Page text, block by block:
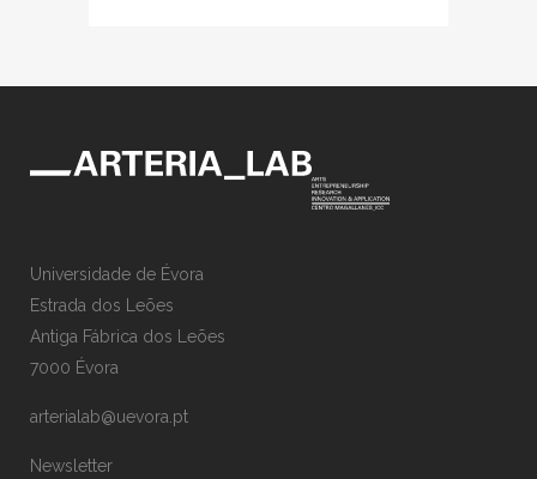
Universidade de Évora
Estrada dos Leões
Antiga Fábrica dos Leões
7000 Évora
arterialab@uevora.pt
Newsletter